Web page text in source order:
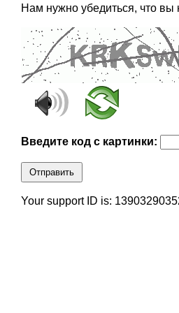
Нам нужно убедиться, что вы
Введите код с картинки:
Отправить
Your support ID is: